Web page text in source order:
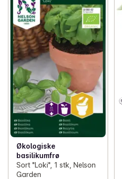
Økologiske
basilikumfrø
Sort "Loki", 1 stk, Nelson
Garden